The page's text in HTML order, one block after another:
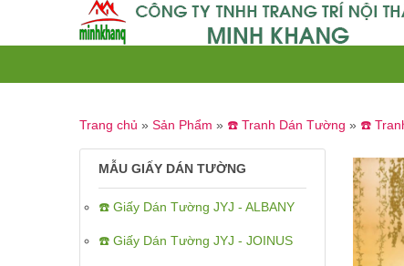
Trang chủ » Sản Phẩm » ☎️ Tranh Dán Tường » ☎️
MẪU GIẤY DÁN TƯỜNG
☎️ Giấy Dán Tường JYJ - ALBANY
☎️ Giấy Dán Tường JYJ - JOINUS